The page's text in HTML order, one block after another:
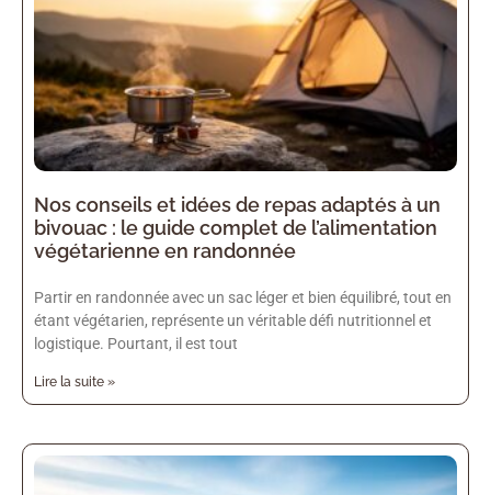
Nos conseils et idées de repas adaptés à un
bivouac : le guide complet de l’alimentation
végétarienne en randonnée
Partir en randonnée avec un sac léger et bien équilibré, tout en
étant végétarien, représente un véritable défi nutritionnel et
logistique. Pourtant, il est tout
Lire la suite »